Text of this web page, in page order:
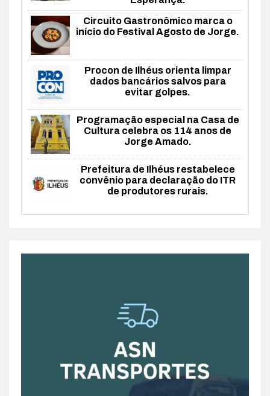
Circuito Gastronômico marca o
início do Festival Agosto de Jorge.
Procon de Ilhéus orienta limpar
dados bancários salvos para
evitar golpes.
Programação especial na Casa de
Cultura celebra os 114 anos de
Jorge Amado.
Prefeitura de Ilhéus restabelece
convênio para declaração do ITR
de produtores rurais.